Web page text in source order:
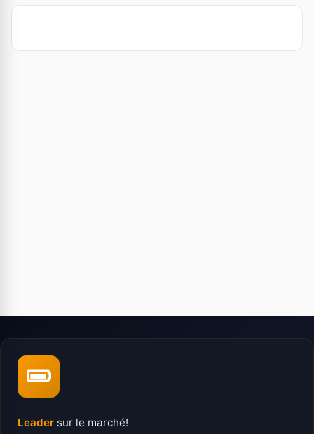
Leader sur le marché!